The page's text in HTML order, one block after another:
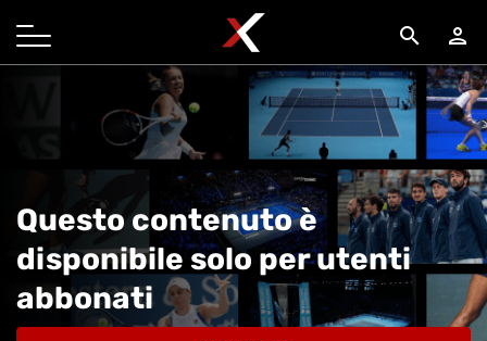
search person
Questo contenuto è
disponibile solo per utenti
abbonati